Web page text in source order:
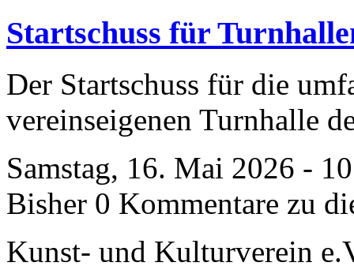
Startschuss für
Der Startschuss für die
vereinseigenen Turnhalle
Samstag, 16. Mai 2026 -
Bisher 0 Kommentare zu
Kunst- und Kulturverein